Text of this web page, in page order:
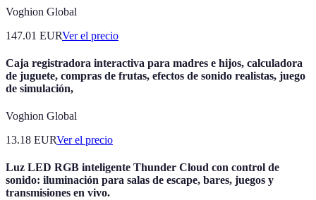
Voghion Global
147.01 EURVer el precio
Caja registradora interactiva para madres e hijos, calculadora
de juguete, compras de frutas, efectos de sonido realistas, juego
de simulación,
Voghion Global
13.18 EURVer el precio
Luz LED RGB inteligente Thunder Cloud con control de
sonido: iluminación para salas de escape, bares, juegos y
transmisiones en vivo.